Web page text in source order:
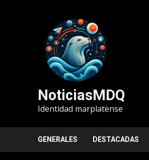
NoticiasMDQ
Identidad marplatense
GENERALES DESTACADAS